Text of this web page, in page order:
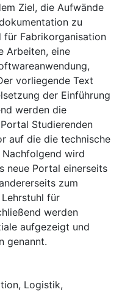
Ziel, die Aufwände
zu
für Fabrikorganisation
Arbeiten, eine
vorliegende Text
der Einführung
werden die
Studierenden
auf die die technische
Nachfolgend wird
neue Portal einerseits
zum
für
werden
aufgezeigt und
genannt.
, Logistik,